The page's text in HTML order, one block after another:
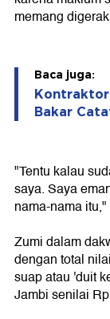
memang
Baca juga:
Kontraktor
Bakar
"Tentu kalau
saya. Saya
nama-nama
Zumi dalam
dengan total
suap atau 'duit
Jambi senilai